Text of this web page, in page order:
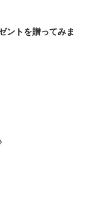
ントを贈ってみま